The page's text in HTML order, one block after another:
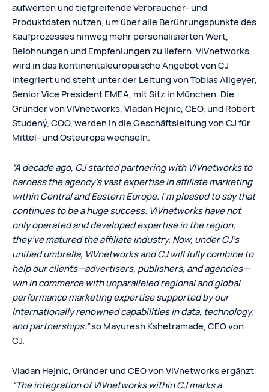
aufwerten und tiefgreifende Verbraucher- und
Produktdaten nutzen, um über alle Berührungspunkte des
Kaufprozesses hinweg mehr personalisierten Wert,
Belohnungen und Empfehlungen zu liefern. VIVnetworks
wird in das kontinentaleuropäische Angebot von CJ
integriert und steht unter der Leitung von Tobias Allgeyer,
Senior Vice President EMEA, mit Sitz in München. Die
Gründer von VIVnetworks, Vladan Hejnic, CEO, und Robert
Studený, COO, werden in die Geschäftsleitung von CJ für
Mittel- und Osteuropa wechseln.
“A decade ago, CJ started partnering with VIVnetworks to
harness the agency’s vast expertise in affiliate marketing
within Central and Eastern Europe. I’m pleased to say that
continues to be a huge success. VIVnetworks have not
only operated and developed expertise in the region,
they’ve matured the affiliate industry. Now, under CJ’s
unified umbrella, VIVnetworks and CJ will fully combine to
help our clients—advertisers, publishers, and agencies—
win in commerce with unparalleled regional and global
performance marketing expertise supported by our
internationally renowned capabilities in data, technology,
and partnerships.”so Mayuresh Kshetramade, CEO von
CJ.
Vladan Hejnic, Gründer und CEO von VIVnetworks ergänzt:
“The integration of VIVnetworks within CJ marks a